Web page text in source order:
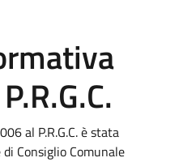
al P.R.G.C. è stata
Consiglio Comunale